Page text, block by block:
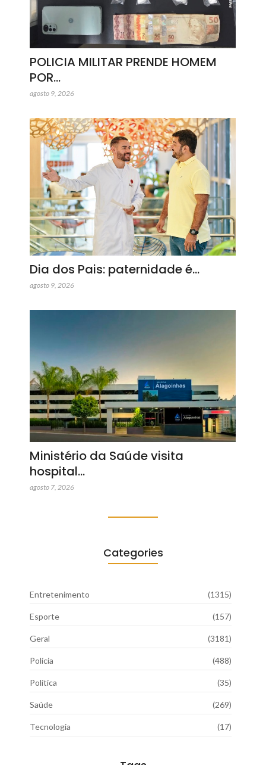
POLICIA MILITAR PRENDE HOMEM
POR…
agosto 9, 2026
Dia dos Pais: paternidade é…
agosto 9, 2026
Ministério da Saúde visita
hospital…
agosto 7, 2026
Categories
Entretenimento (1315)
Esporte (157)
Geral (3181)
Polícia (488)
Política (35)
Saúde (269)
Tecnologia (17)